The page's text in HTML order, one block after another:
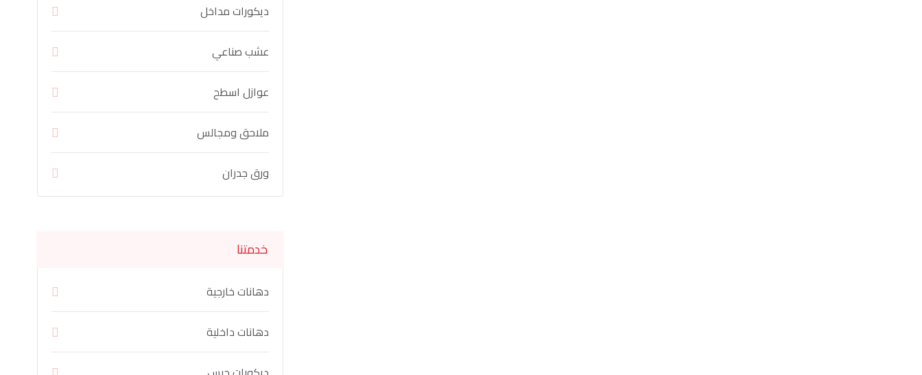
ديكورات مداخل
عشب صناعي
عوازل اسطح
ملاحق ومجالس
ورق جدران
خدمتنا
دهانات خارجية
دهانات داخلية